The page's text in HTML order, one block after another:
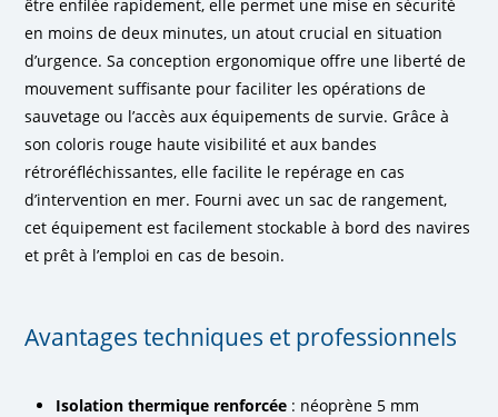
être enfilée rapidement, elle permet une mise en sécurité
en moins de deux minutes, un atout crucial en situation
d’urgence. Sa conception ergonomique offre une liberté de
mouvement suffisante pour faciliter les opérations de
sauvetage ou l’accès aux équipements de survie. Grâce à
son coloris rouge haute visibilité et aux bandes
rétroréfléchissantes, elle facilite le repérage en cas
d’intervention en mer. Fourni avec un sac de rangement,
cet équipement est facilement stockable à bord des navires
et prêt à l’emploi en cas de besoin.
Avantages techniques et professionnels
Isolation thermique renforcée : néoprène 5 mm